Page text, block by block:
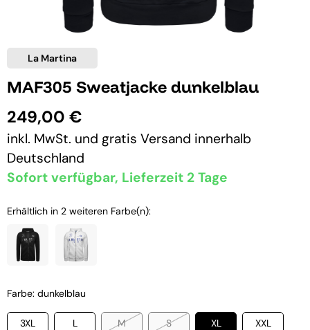
La Martina
MAF305 Sweatjacke dunkelblau
249,00 €
inkl. MwSt. und gratis Versand innerhalb
Deutschland
Sofort verfügbar, Lieferzeit 2 Tage
Erhältlich in 2 weiteren Farbe(n):
Farbe: dunkelblau
3XL L M S XL XXL